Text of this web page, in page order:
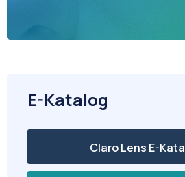
E-Katalog
Claro Lens E-